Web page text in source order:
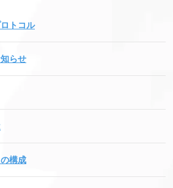
トコル
らせ
構成